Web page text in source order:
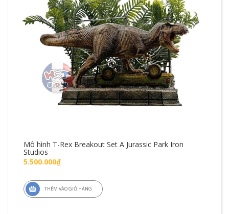
Mô hình T-Rex Breakout Set A Jurassic Park Iron
Studios
5.500.000₫
THÊM VÀO GIỎ HÀNG